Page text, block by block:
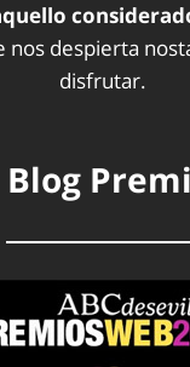
nos despierta
disfrutar.
Blog